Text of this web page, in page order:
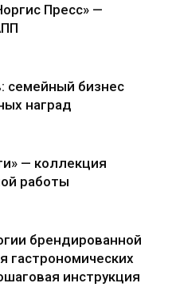
Пресс» —
семейный бизнес
наград
— коллекция
работы
брендированной
гастрономических
инструкция